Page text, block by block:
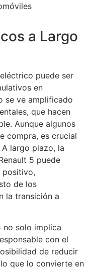
a Largo
puede ser
en
se ve amplificado
que hacen
Aunque algunos
compra, es crucial
largo plazo, la
5 puede
positivo,
de los
la transición a
no solo implica
con el
de reducir
que lo convierte en